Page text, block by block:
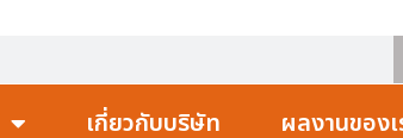
เกี่ยวกับบริษัท ผลงานของเ